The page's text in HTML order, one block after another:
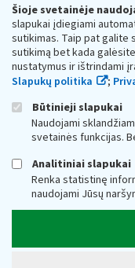
Šioje svetainėje
slapukai įdiegiami
sutikimas. Taip pat galite
sutikimą bet kada
nustatymus ir ištrindami
Slapukų politika
;
Būtinieji slapukai
Naudojami
svetainės funkcijas.
Analitiniai slapukai
Renka statistinę
naudojami Jūsų
Respublikos
Biudžetinė įstaiga.
adresas: Vasario 16-
vmi@vmi.lt, E.
Duomenys apie
Respublikos finansų